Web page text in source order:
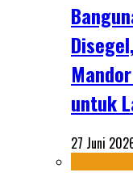
untuk
27 Juni